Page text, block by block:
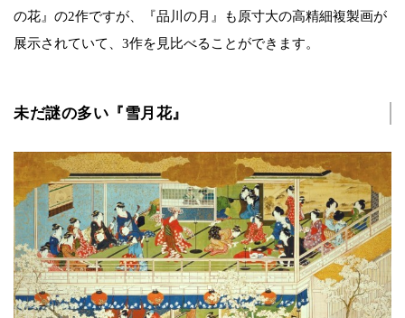
の花』の2作ですが、『品川の月』も原寸大の高精細複製画が
展示されていて、3作を見比べることができます。
未だ謎の多い『雪月花』